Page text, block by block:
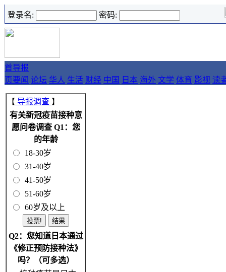
登录名: 密码:
首
页
导报
要闻 论坛 华人 生活 财经 中国 日本 海外 文学 体育 影视 读
【 导报调查 】
有关新冠疫苗接种意
愿问卷调查 Q1：您
的年龄
18-30岁
31-40岁
41-50岁
51-60岁
60岁及以上
Q2：您知道日本通过
《修正预防接种法》
吗？（可多选）